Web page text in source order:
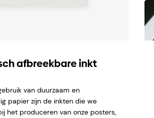
afbreekbare inkt
van duurzaam en
papier zijn de inkten die we
het produceren van onze posters,